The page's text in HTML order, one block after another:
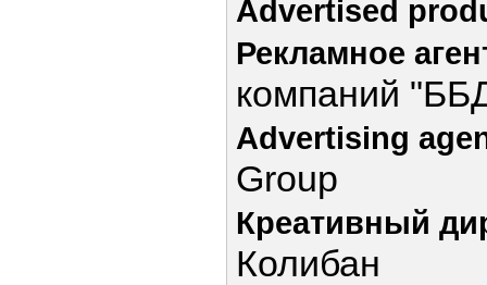
Advertised
Рекламное
компаний
Advertising
Group
Креативный
Колибан